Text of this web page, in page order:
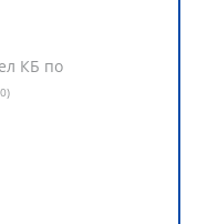
КБ по
0)